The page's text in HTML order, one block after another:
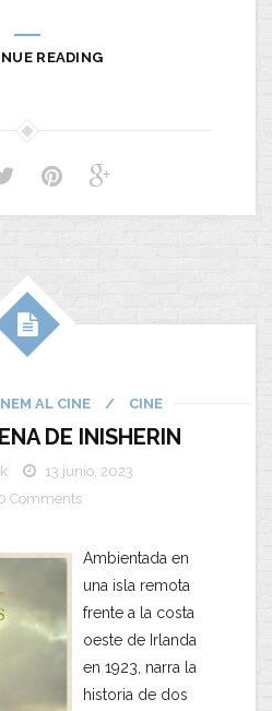
READING
AL CINE / CINE
DE INISHERIN
13 junio, 2023
Comments
Ambientada en
una isla remota
frente a la costa
oeste de Irlanda
en 1923, narra la
historia de dos